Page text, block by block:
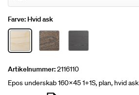
Farve: Hvid ask
Artikelnummer:2116110
Epos underskab 160x45 1+1S, plan, hvid ask